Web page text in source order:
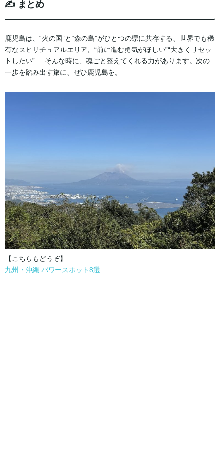
✍️ まとめ
鹿児島は、“火の国”と“森の島”がひとつの県に共存する、世界でも稀
有なスピリチュアルエリア。“前に進む勇気がほしい”“大きくリセッ
トしたい”──そんな時に、魂ごと整えてくれる力があります。次の
一歩を踏み出す旅に、ぜひ鹿児島を。
【こちらもどうぞ】
九州・沖縄 パワースポット8選